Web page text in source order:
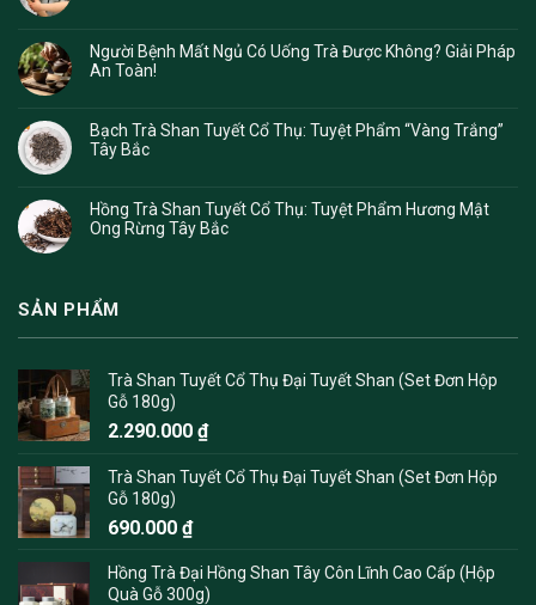
Người Bệnh Mất Ngủ Có Uống Trà Được Không? Giải Pháp
An Toàn!
Bạch Trà Shan Tuyết Cổ Thụ: Tuyệt Phẩm “Vàng Trắng”
Tây Bắc
Hồng Trà Shan Tuyết Cổ Thụ: Tuyệt Phẩm Hương Mật
Ong Rừng Tây Bắc
SẢN PHẨM
Trà Shan Tuyết Cổ Thụ Đại Tuyết Shan (Set Đơn Hộp
Gỗ 180g)
2.290.000 ₫
Trà Shan Tuyết Cổ Thụ Đại Tuyết Shan (Set Đơn Hộp
Gỗ 180g)
690.000 ₫
Hồng Trà Đại Hồng Shan Tây Côn Lĩnh Cao Cấp (Hộp
Quà Gỗ 300g)